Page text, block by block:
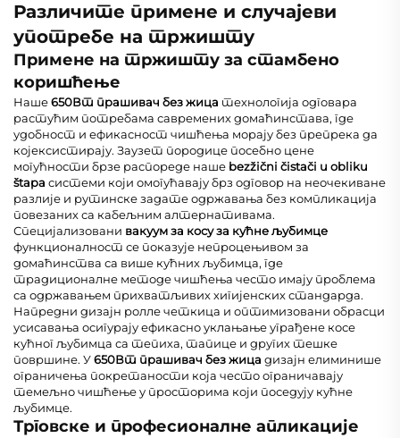
Различите примене и случајеви
употребе на тржишту
Примене на тржишту за стамбено
коришћење
Наше650Вт прашивач без жица технологија одговара
растућим потребама савремених домаћинстава, где
удобност и ефикасност чишћења морају без препрека да
којексистирају. Заузет породице посебно цене
могућности брзе распореде наше bezžični čistači u obliku
štapa системи који омогућавају брз одговор на неочекиване
разлије и рутинске задате одржавања без компликација
повезаних са кабељним алтернативама.
Специјализовани вакуум за косу за кућне љубимце
функционалност се показује непроцењивом за
домаћинства са више кућних љубимца, где
традиционалне методе чишћења често имају проблема
са одржавањем прихватљивих хигијенских стандарда.
Напредни дизајн ролле четкица и оптимизовани обрасци
усисавања осигурају ефикасно уклањање уграђене косе
кућног љубимца са тепиха, тапице и других тешке
површине. У650Вт прашивач без жица дизајн елиминише
ограничења покретаности која често ограничавају
темељно чишћење у просторима који поседују кућне
љубимце.
Трговске и професионалне апликације